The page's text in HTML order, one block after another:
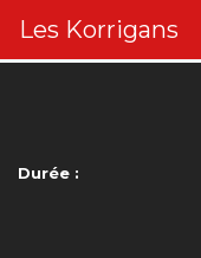
Les Korrigans
Durée :